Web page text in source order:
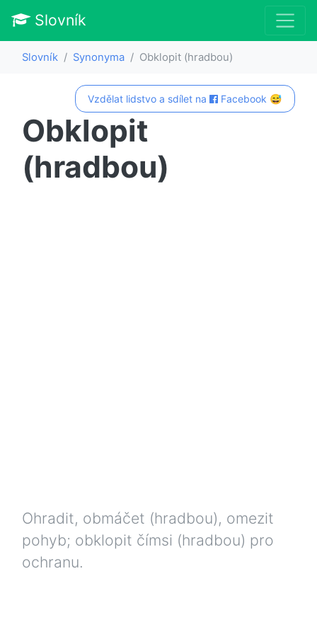
Slovník
Slovník Synonyma Obklopit (hradbou)
Vzdělat lidstvo a sdílet na Facebook 😅
Obklopit
(hradbou)
Ohradit, obmáčet (hradbou), omezit
pohyb; obklopit čímsi (hradbou) pro
ochranu.